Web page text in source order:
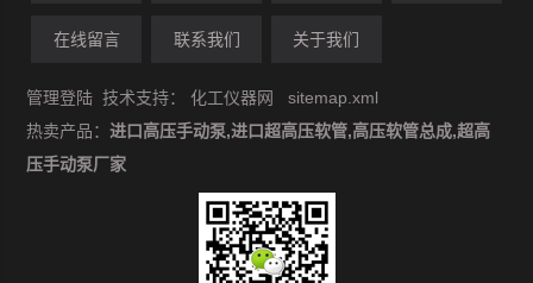
在线留言 联系我们 关于我们
管理登陆 技术支持：化工仪器网
sitemap.xml
热卖产品：进口高压手动泵,进口超高压软管,高压软管总成,超高
压手动泵厂家